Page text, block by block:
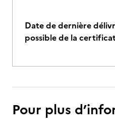
Date de dernière
possible de la
Pour plus